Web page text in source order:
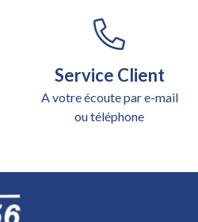
Service Client
A votre écoute par e-mail
ou téléphone